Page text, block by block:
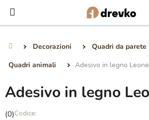
contenuto
Decorazioni
Quadri da parete
Quadri animali
Adesivo in legno Leone
Adesivo in legno
La
(0)